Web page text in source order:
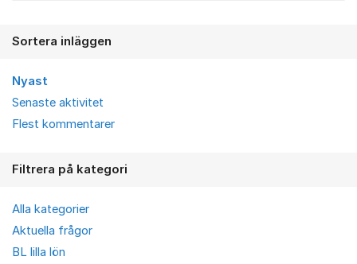
Sortera inläggen
Nyast
Senaste aktivitet
Flest kommentarer
Filtrera på kategori
Alla kategorier
Aktuella frågor
BL lilla lön